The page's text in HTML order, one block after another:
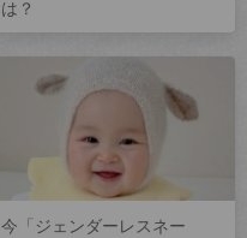
は？
今「ジェンダーレスネー